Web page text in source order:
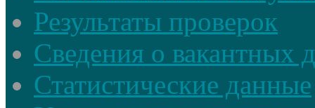
Результаты проверок
Сведения о вакантных
Статистические данные